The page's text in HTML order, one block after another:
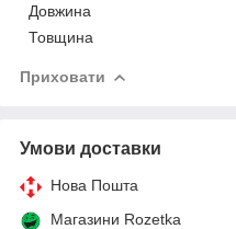
Довжина
Товщина
Приховати
Умови доставки
Нова Пошта
Магазини Rozetka